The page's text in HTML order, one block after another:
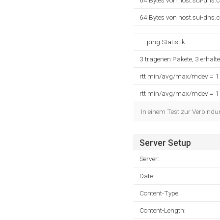
64 Bytes von host.sui-
--- ping Statistik ---
3 tragenen Pakete, 3
rtt min/avg/max/mdev =
rtt min/avg/max/mdev =
In einem Test zur
Server Setup
Server:
Date:
Content-Type:
Content-Length: